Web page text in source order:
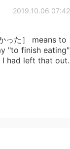
2019.10.06 07:42
った］ means to
"to finish eating"
had left that out.